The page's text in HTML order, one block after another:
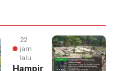
22
jam
lalu
Hampir